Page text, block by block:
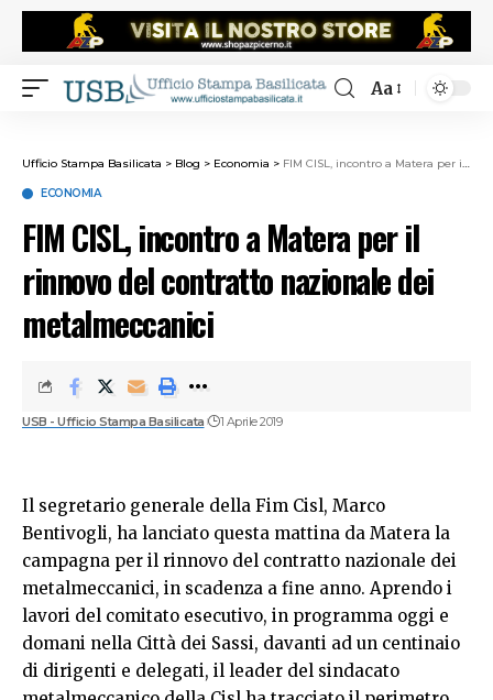
Aa
Ufficio Stampa Basilicata > Blog > Economia > FIM CISL, incontro a Matera per il rinnovo del contratto nazionale dei metalmeccanici
ECONOMIA
FIM CISL, incontro a Matera per il
rinnovo del contratto nazionale dei
metalmeccanici
USB - Ufficio Stampa Basilicata 1 Aprile 2019
Il segretario generale della Fim Cisl, Marco
Bentivogli, ha lanciato questa mattina da Matera la
campagna per il rinnovo del contratto nazionale dei
metalmeccanici, in scadenza a fine anno. Aprendo i
lavori del comitato esecutivo, in programma oggi e
domani nella Città dei Sassi, davanti ad un centinaio
di dirigenti e delegati, il leader del sindacato